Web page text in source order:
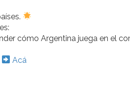
cómo Argentina juega en el
Acá